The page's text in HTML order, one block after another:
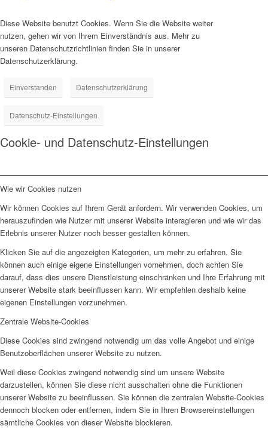
Diese Website benutzt Cookies. Wenn Sie die Website weiter
nutzen, gehen wir von Ihrem Einverständnis aus. Mehr zu
unseren Datenschutzrichtlinien finden Sie in unserer
Datenschutzerklärung.
Einverstanden Datenschutzerklärung
Datenschutz-Einstellungen
Cookie- und Datenschutz-Einstellungen
Wie wir Cookies nutzen
Wir können Cookies auf Ihrem Gerät anfordern. Wir verwenden Cookies, um
herauszufinden wie Nutzer mit unserer Website interagieren und wie wir das
Erlebnis unserer Nutzer noch besser gestalten können.
Klicken Sie auf die angezeigten Kategorien, um mehr zu erfahren. Sie
können auch einige eigene Einstellungen vornehmen, doch achten Sie
darauf, dass dies unsere Dienstleistung einschränken und Ihre Erfahrung mit
unserer Website stark beeinflussen kann. Wir empfehlen deshalb keine
eigenen Einstellungen vorzunehmen.
Zentrale Website-Cookies
Diese Cookies sind zwingend notwendig um das volle Angebot und einige
Benutzoberflächen unserer Website zu nutzen.
Weil diese Cookies zwingend notwendig sind um unsere Website
darzustellen, können Sie diese nicht ausschalten ohne die Funktionen
unserer Website zu beeinflussen. Sie können die zentralen Website-Cookies
dennoch blocken oder entfernen, indem Sie in Ihren Browsereinstellungen
sämtliche Cookies von dieser Website blockieren.